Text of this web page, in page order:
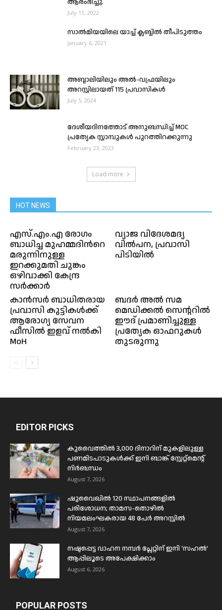
ആരംഭിച്ചു.
July 11, 2022
സാൽമിയയിലെ യാച്ച് ക്ലബ്ബിൽ തീപിടുത്തം
January 6, 2021
അബ്ദാലിയിലും അൽ-വഫ്രയിലും
അറസ്റ്റിലായത് 115 പ്രവാസികൾ
July 5, 2024
ദേശീയദിനത്തോട് അനുബന്ധിച്ച് MOC
പ്രത്യേക സ്റ്റാമ്പുകൾ പുറത്തിറക്കുന്നു
February 23, 2023
Load more
HOT NEWS
എസ്.എം.എ രോ​ഗം
ബാധിച്ച മുഹമ്മദിന്‍റെ
മരുന്നിനുള്ള
ഇറക്കുമതി ചുങ്കം
ഒഴിവാക്കി കേന്ദ്ര
സർക്കാർ
വ്യാജ വിദേശമദ്യ
വിൽപന, പ്രവാസി
പിടിയിൽ
കാൻസർ ബാധിതരായ
പ്രവാസി കുട്ടികൾക്ക്
ആരോഗ്യ സേവന
ഫീസിൽ ഇളവ് നൽകി
MoH
ബദർ അൽ സമ
മെഡിക്കൽ സെൻ്ററിൽ
ഈദ് പ്രമാണിച്ചുള്ള
പ്രത്യേക ഓഫറുകൾ
തുടരുന്നു
EDITOR PICKS
കുവൈത്തിൽ 3,000 ദിനാറിന് മുകളിലുള്ള
പണമിടപാടുകൾക്ക് ഇനി ബാങ്ക് സ്റ്റേറ്റ്മെന്റ്
നിർബന്ധം
August 7, 2026
ഷുവൈഖിൽ 120 സ്ഥാപനങ്ങളിൽ
പരിശോധന; താമസ-തൊഴിൽ
നിയമലംഘകരായ 48 പേർ അറസ്റ്റിൽ
August 7, 2026
നഷ്ടപ്പെട്ട വാഹന നമ്പർ പ്ലേറ്റിന് ഇനി ‘സഹൽ’
ആപ്പിലൂടെ അപേക്ഷിക്കാം
August 6, 2026
POPULAR POSTS